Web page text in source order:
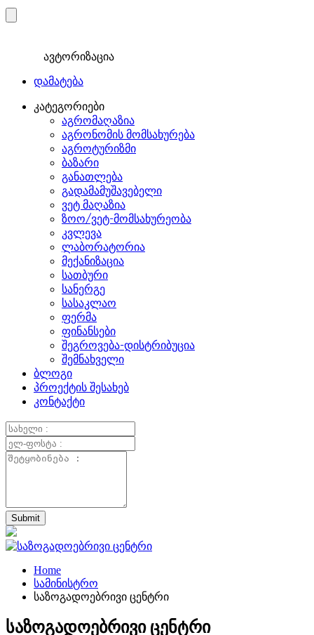
ავტორიზაცია
დამატება
კატეგორიები
აგრომაღაზია
აგრონომის მომსახურება
აგროტურიზმი
ბაზარი
განათლება
გადამამუშავებელი
ვეტ მაღაზია
ზოო/ვეტ-მომსახურეობა
კვლევა
ლაბორატორია
მექანიზაცია
სათბური
სანერგე
სასაკლაო
ფერმა
ფინანსები
შეგროვება-დისტრიბუცია
შემნახველი
ბლოგი
პროექტის შესახებ
კონტაქტი
Home
სამინისტრო
საზოგადოებრივი ცენტრი
საზოგადოებრივი ცენტრი